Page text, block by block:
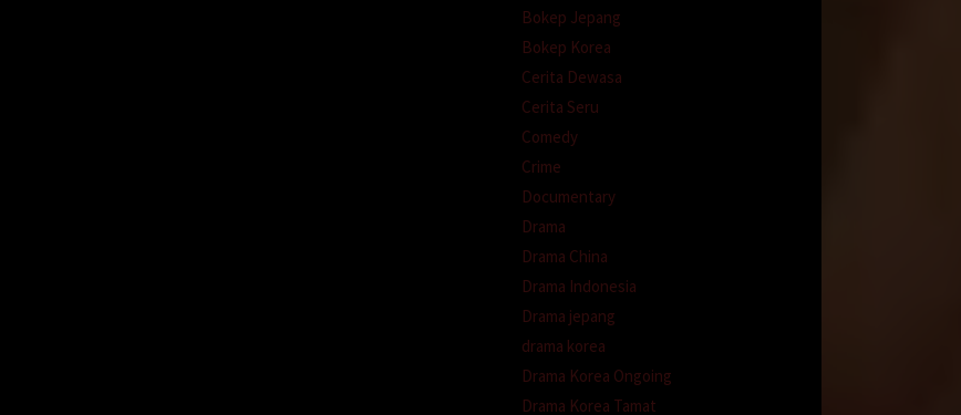
Bokep Jepang
Bokep Korea
Cerita Dewasa
Cerita Seru
Comedy
Crime
Documentary
Drama
Drama China
Drama Indonesia
Drama jepang
drama korea
Drama Korea Ongoing
Drama Korea Tamat